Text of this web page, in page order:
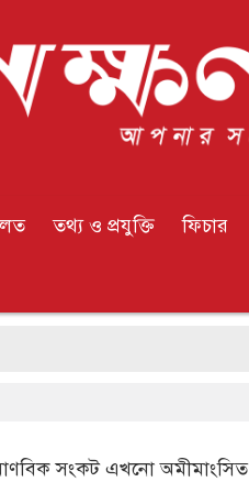
তথ্য ও প্রযুক্তি ফিচার
সংকট এখনো অমীমাংসিত